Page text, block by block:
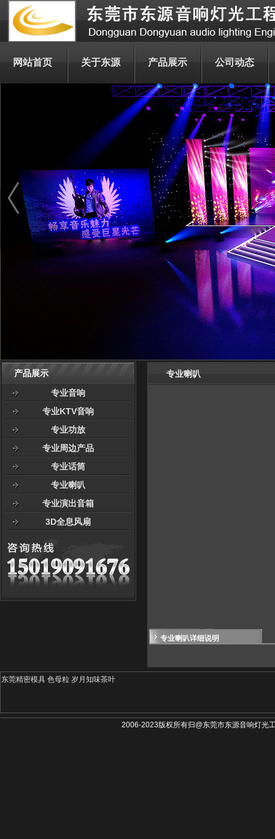
网站首页 关于东源 产品展示 公司动态
产品展示
专业音响
专业KTV音响
专业功放
专业周边产品
专业话筒
专业喇叭
专业演出音箱
3D全息风扇
专业喇叭
专业喇叭详细说明
东莞精密模具 色母粒 岁月知味茶叶
2006-2023版权所有归@东莞市东源音响灯光